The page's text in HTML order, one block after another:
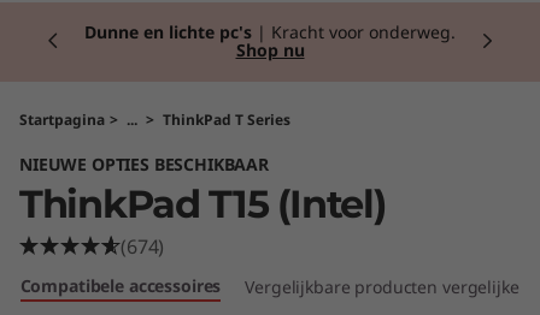
P
a
d
T
Dunne en lichte pc's | Kracht voor onderweg.
Shop nu
Startpagina > ... > ThinkPad T Series
NIEUWE OPTIES BESCHIKBAAR
ThinkPad T15 (Intel)
(674)
Compatibele accessoires Vergelijkbare producten vergelijken